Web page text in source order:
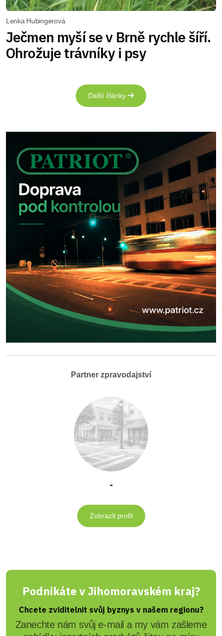
Lenka Hubingerová
Ječmen myší se v Brně rychle šíří.
Ohrožuje trávníky i psy
Další články
Partner zpravodajství
-
Zobrazit profil
Podnikáte v Jihomoravském kraj?
Chcete zviditelnit svůj byznys v našem regionu?
Zanechte nám svůj e-mail a my vám zašleme